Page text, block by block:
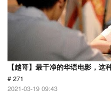
【越哥】最干净的华语电影，这
# 271
2021-03-19 09:43